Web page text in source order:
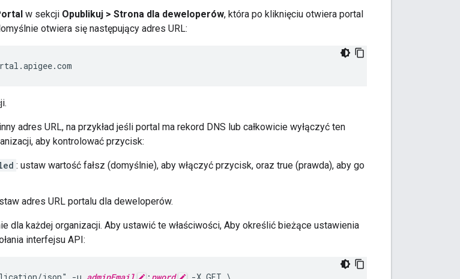
w sekcji Opublikuj > Strona dla deweloperów, która po kliknięciu otwiera portal
otwiera się następujący adres URL:
adres URL, na przykład jeśli portal ma rekord DNS lub całkowicie wyłączyć ten
aby kontrolować przycisk:
: ustaw wartość fałsz (domyślnie), aby włączyć przycisk, oraz true (prawda), aby go
adres URL portalu dla deweloperów.
dla każdej organizacji. Aby ustawić te właściwości, Aby określić bieżące ustawienia
interfejsu API: